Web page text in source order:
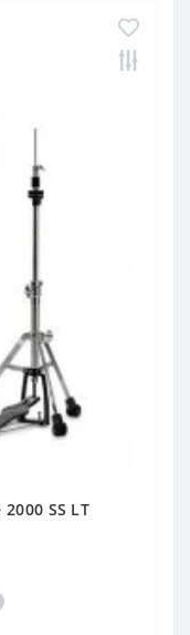
SS LT